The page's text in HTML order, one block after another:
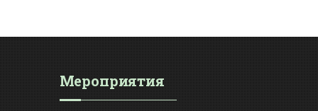
Мероприятия